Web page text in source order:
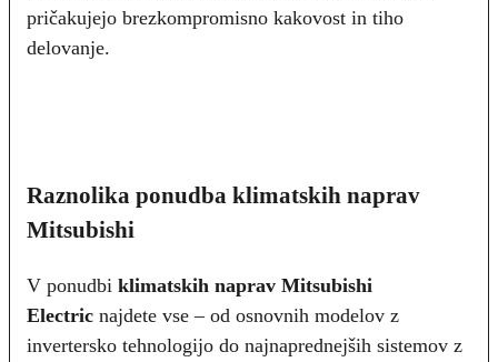
pričakujejo brezkompromisno kakovost in tiho
delovanje.
Raznolika ponudba klimatskih naprav
Mitsubishi
V ponudbi klimatskih naprav Mitsubishi
Electric najdete vse – od osnovnih modelov z
invertersko tehnologijo do najnaprednejših sistemov z